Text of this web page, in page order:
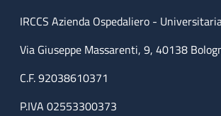
IRCCS Azienda Ospedaliero -
Via Giuseppe Massarenti, 9, 40138
C.F. 92038610371
P.IVA 02553300373